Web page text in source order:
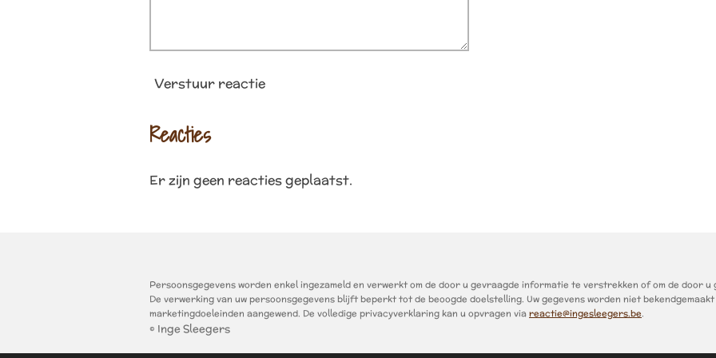
Verstuur reactie
Reacties
Er zijn geen reacties geplaatst.
Persoonsgegevens worden enkel ingezameld en verwerkt om de door u gevraagde informatie te verstrekken of om de door
De verwerking van uw persoonsgegevens blijft beperkt tot de beoogde doelstelling. Uw gegevens worden niet
marketingdoeleinden aangewend. De volledige privacyverklaring kan u opvragen viareactie@ingesleegers.be.
© Inge Sleegers